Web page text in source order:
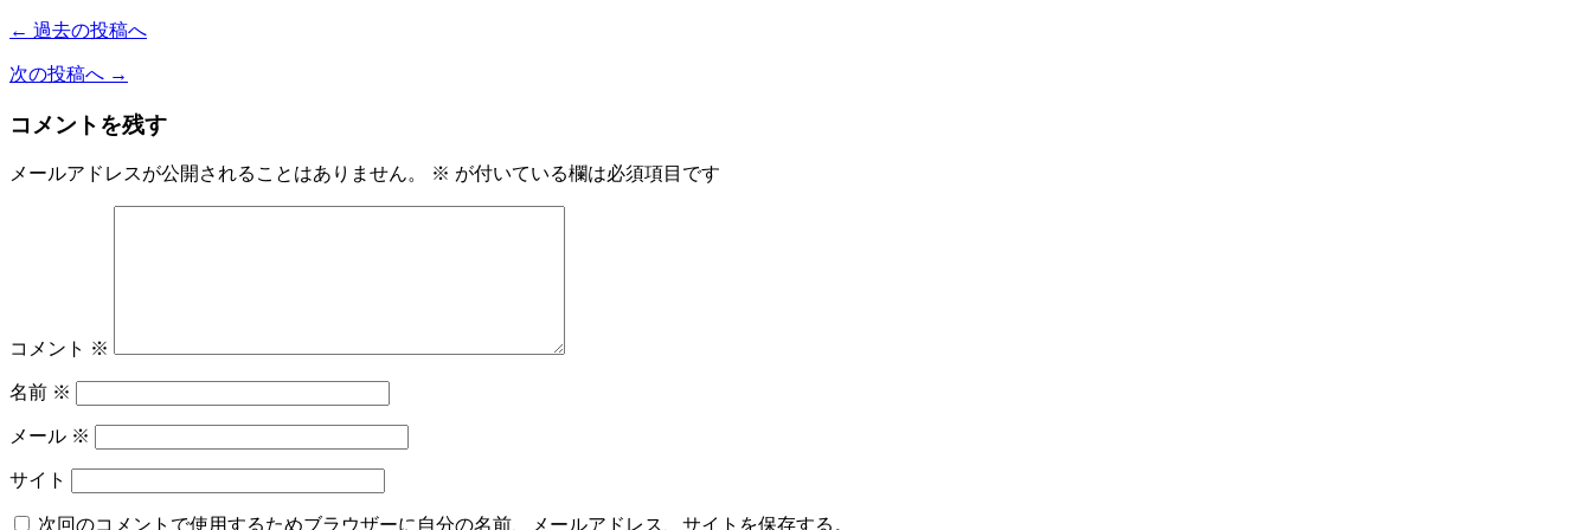
← 過去の投稿へ
次の投稿へ →
コメントを残す
メールアドレスが公開されることはありません。 ※ が付いている欄は必須項目です
コメント ※
名前 ※
メール ※
サイト
次回のコメントで使用するためブラウザーに自分の名前、メールアドレス、サイトを保存する。